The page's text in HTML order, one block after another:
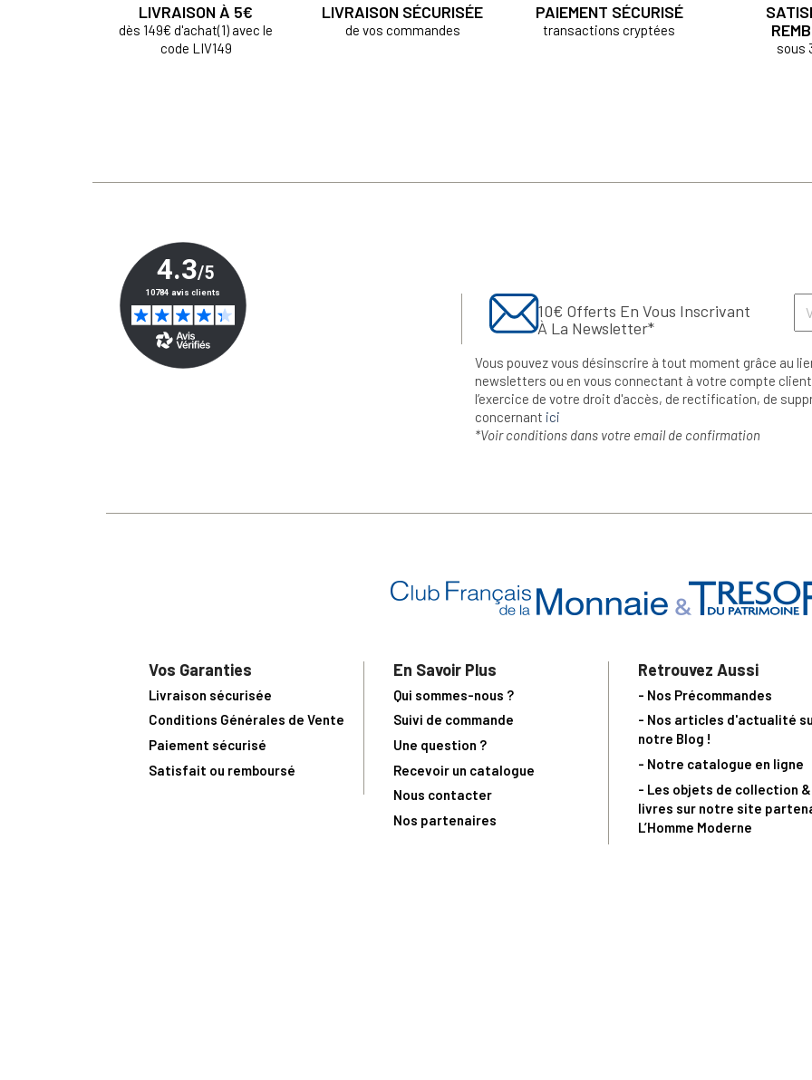
LIVRAISON À 5€
dès 149€ d'achat(1) avec le
code LIV149
LIVRAISON SÉCURISÉE
de vos commandes
PAIEMENT SÉCURISÉ
transactions cryptées
sous
10€ Offerts En Vous Inscrivant
À La Newsletter*
Vous pouvez vous désinscrire à tout moment grâce au
newsletters ou en vous connectant à votre compte
l’exercice de votre droit d'accès, de rectification, de
concernant ici
*Voir conditions dans votre email de confirmation
Vos Garanties
Livraison sécurisée
Conditions Générales de Vente
Paiement sécurisé
Satisfait ou remboursé
En Savoir Plus
Qui sommes-nous ?
Suivi de commande
Une question ?
Recevoir un catalogue
Nous contacter
Nos partenaires
Retrouvez Aussi
- Nos Précommandes
- Nos articles d'actualité
notre Blog !
- Notre catalogue en ligne
- Les objets de collection
livres sur notre site
L’Homme Moderne